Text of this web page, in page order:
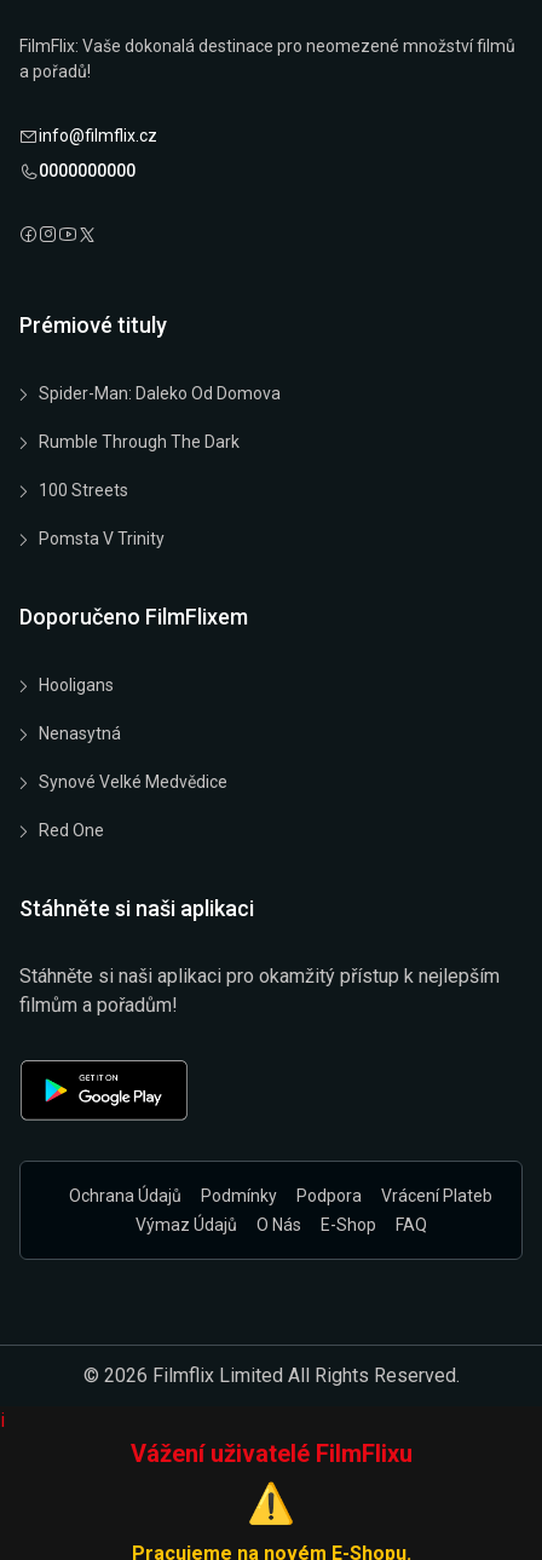
FilmFlix: Vaše dokonalá destinace pro neomezené množství filmů
a pořadů!
info@filmflix.cz
0000000000
Prémiové tituly
Spider-Man: Daleko Od Domova
Rumble Through The Dark
100 Streets
Pomsta V Trinity
Doporučeno FilmFlixem
Hooligans
Nenasytná
Synové Velké Medvědice
Red One
Stáhněte si naši aplikaci
Stáhněte si naši aplikaci pro okamžitý přístup k nejlepším
filmům a pořadům!
Ochrana Údajů Podmínky Podpora
Vrácení Plateb
Výmaz Údajů
O Nás E-Shop FAQ
© 2026 Filmflix Limited All Rights Reserved.
i
Vážení uživatelé FilmFlixu
⚠️
Pracujeme na novém E-Shopu.